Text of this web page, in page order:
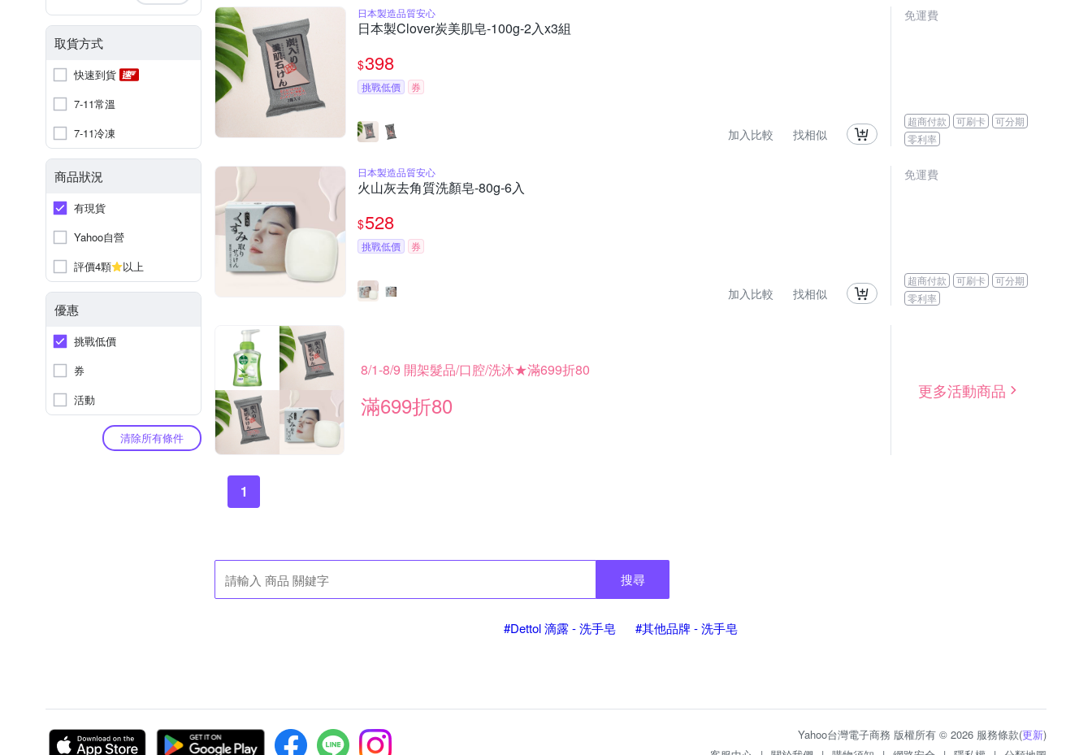
取貨方式
快速到貨
7-11常溫
7-11冷凍
商品狀況
有現貨
Yahoo自營
評價4顆
以上
優惠
挑戰低價
券
活動
清除所有條件
日本製造品質安心
日本製Clover炭美肌皂-100g-2入x3組
$398
挑戰低價 券
加入比較 找相似
免運費
超商付款 可刷卡
可分期
零利率
日本製造品質安心
火山灰去角質洗顏皂-80g-6入
$528
挑戰低價 券
加入比較 找相似
免運費
超商付款 可刷卡
可分期
零利率
8/1-8/9 開架髮品/口腔/洗沐★滿699折80
滿699折80
更多活動商品
1
搜尋
#Dettol 滴露 - 洗手皂 #其他品牌 - 洗手皂
Yahoo台灣電子商務 版權所有 © 2026 服務條款(更新)